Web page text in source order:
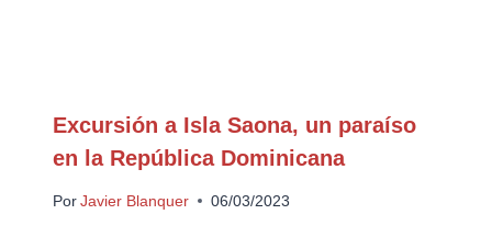
Excursión a Isla Saona, un paraíso
en la República Dominicana
Por Javier Blanquer 06/03/2023